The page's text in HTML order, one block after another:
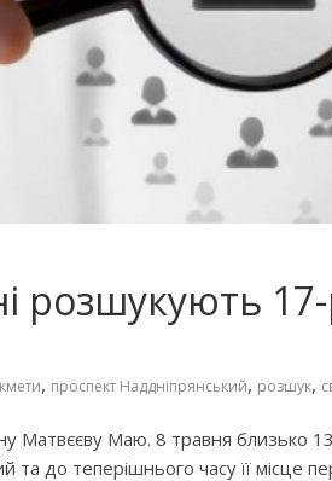
розшукують 17-
, проспект Наддніпрянський, розшук,
Матвєєву Маю. 8 травня близько
до теперішнього часу її місце